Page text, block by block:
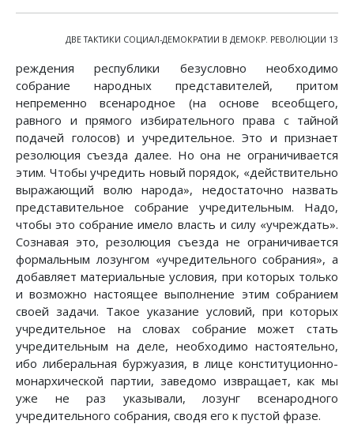
ДВЕ ТАКТИКИ СОЦИАЛ-ДЕМОКРАТИИ В ДЕМОКР. РЕВОЛЮЦИИ 13
реждения республики безусловно необходимо
собрание народных представителей, притом
непременно всенародное (на основе всеобщего,
равного и прямого избирательного права с тайной
подачей голосов) и учредительное. Это и признает
резолюция съезда далее. Но она не ограничивается
этим. Чтобы учредить новый порядок, «действительно
выражающий волю народа», недостаточно назвать
представительное собрание учредительным. Надо,
чтобы это собрание имело власть и силу «учреждать».
Сознавая это, резолюция съезда не ограничивается
формальным лозунгом «учредительного собрания», а
добавляет материальные условия, при которых только
и возможно настоящее выполнение этим собранием
своей задачи. Такое указание условий, при которых
учредительное на словах собрание может стать
учредительным на деле, необходимо настоятельно,
ибо либеральная буржуазия, в лице конституционно-
монархической партии, заведомо извращает, как мы
уже не раз указывали, лозунг всенародного
учредительного собрания, сводя его к пустой фразе.